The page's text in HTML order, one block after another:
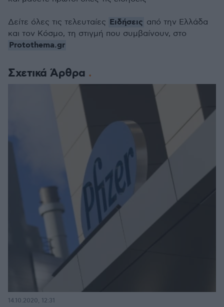
Σχετικά Άρθρα
14.10.2020, 12:31
Δείτε όλες τις τελευταίες Ειδήσεις από την Ελλάδα
και τον Κόσμο, τη στιγμή που συμβαίνουν, στο
Protothema.gr